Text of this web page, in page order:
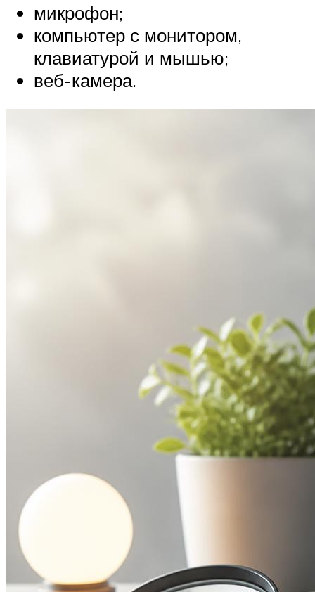
микрофон;
компьютер с монитором,
клавиатурой и мышью;
веб-камера.